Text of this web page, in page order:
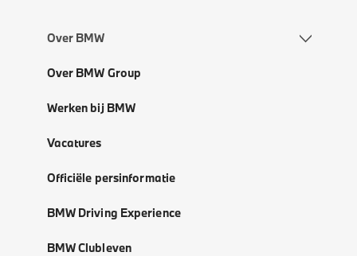
Over BMW
Over BMW Group
Werken bij BMW
Vacatures
Officiële persinformatie
BMW Driving Experience
BMW Clubleven